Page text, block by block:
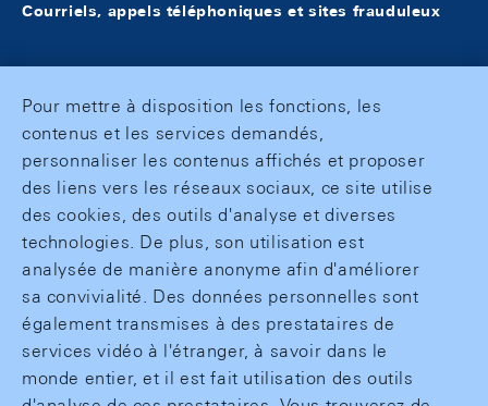
Courriels, appels téléphoniques et sites frauduleux
Pour mettre à disposition les fonctions, les
contenus et les services demandés,
personnaliser les contenus affichés et proposer
des liens vers les réseaux sociaux, ce site utilise
des cookies, des outils d'analyse et diverses
technologies. De plus, son utilisation est
analysée de manière anonyme afin d'améliorer
sa convivialité. Des données personnelles sont
également transmises à des prestataires de
services vidéo à l'étranger, à savoir dans le
monde entier, et il est fait utilisation des outils